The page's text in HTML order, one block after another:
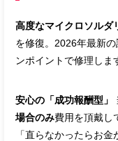
高度なマイクロソルダ
を修復。2026年最新
ンポイントで修理しま
安心の「成功報酬型」
場合のみ費用を頂戴し
「直らなかったらお